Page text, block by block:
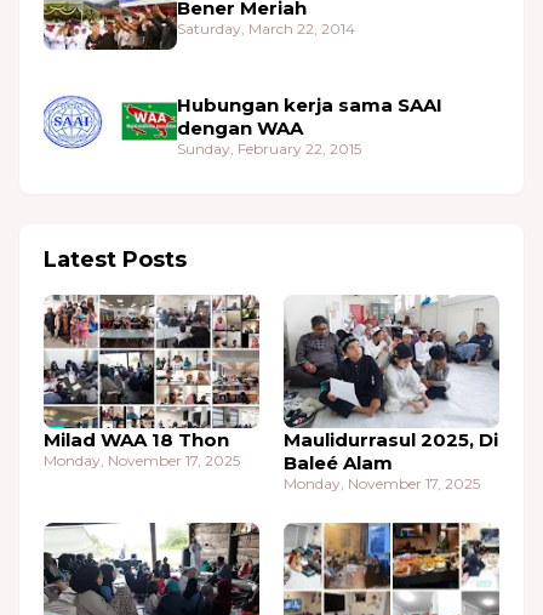
Bener Meriah
Saturday, March 22, 2014
Hubungan kerja sama SAAI
dengan WAA
Sunday, February 22, 2015
Latest Posts
Milad WAA 18 Thon
Monday, November 17, 2025
Maulidurrasul 2025, Di
Baleé Alam
Monday, November 17, 2025